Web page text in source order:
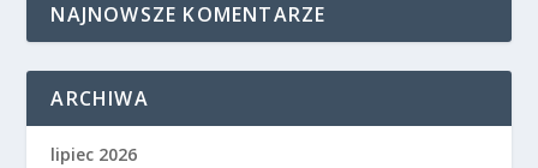
NAJNOWSZE KOMENTARZE
ARCHIWA
lipiec 2026